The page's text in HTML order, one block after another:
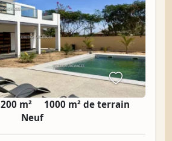
200 m²
1000 m² de terrain
Neuf